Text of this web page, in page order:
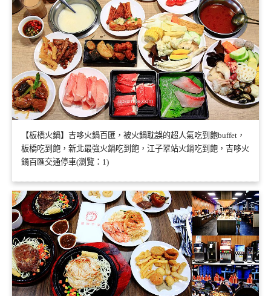
【板橋火鍋】吉哆火鍋百匯，被火鍋耽誤的超人氣吃到飽buffet，
板橋吃到飽，新北最強火鍋吃到飽，江子翠站火鍋吃到飽，吉哆火
鍋百匯交通停車(瀏覽：1)